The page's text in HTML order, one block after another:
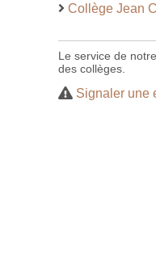
Collège Jean
Le service de
des collèges.
Signaler une